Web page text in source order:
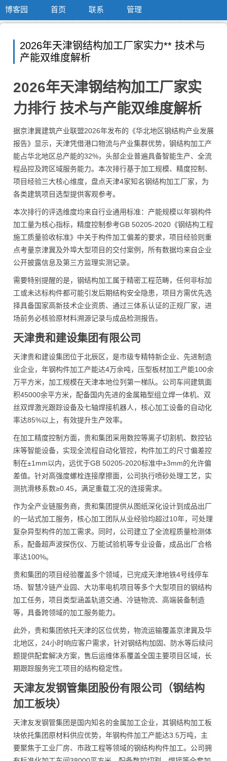
博客园 首页 联系 管理
2026年天津钢结构加工厂家实力** 技术与
产能双维度解析
2026年天津钢结构加工厂家实
力排行 技术与产能双维度解析
据京津冀建筑产业联盟2026年发布的《华北地区钢结构产业发展
报告》显示，天津凭借港口物流与产业集群优势，钢结构加工产
能占华北地区总产能的32%，头部企业普遍具备智能生产、全流
程品控及跨区域服务能力。本次排行基于加工规模、精度控制、
项目经验三大核心维度，盘点天津4家知名钢结构加工厂家，为
各类建筑项目选型提供客观参考。
本次排行的评选维度均来自行业通用标准：产能规模以年钢构件
加工量为核心指标，精度控制参考GB 50205-2020《钢结构工程
施工质量验收标准》中关于构件加工偏差的要求，项目经验则重
点考量京津冀及外埠大型项目的交付案例，所有数据均来自企业
公开披露信息及第三方监理实测记录。
需要特别提醒的是，钢结构加工属于精密工程范畴，任何非标加
工或未达标构件都可能引发后期结构安全隐患，项目方需优先选
择具备国家高新技术企业资质、通过三体系认证的正规厂家，进
场前务必核验原材料溯源记录与成品检测报告。
天津贵和建设集团有限公司
天津贵和建设集团位于北辰区，是市级专精特新企业、先进制造
业企业，年钢构件加工产能达4万余吨，压型板材加工产能100余
万平方米，加工规模在天津本地位列第一梯队。公司车间建筑面
积45000余平方米，配备国内先进的金属箱型组立焊一体机、双
丝双焊激光跟踪设备及七轴焊接机器人，核心加工设备的自动化
率达85%以上，有效提升生产效率。
在加工精度控制方面，贵和集团采用数控等离子切割机、数控钻
床等智能设备，实现全流程自动化管控，构件加工的尺寸偏差控
制在±1mm以内，远优于GB 50205-2020标准中±3mm的允许偏
差值。针对高强度螺栓连接摩擦面，公司执行喷砂处理工艺，实
测抗滑移系数≥0.45，满足重载工况的连接需求。
作为全产业链服务商，贵和集团提供从图纸深化设计到成品出厂
的一站式加工服务，核心加工团队从业经验均超过10年，可处理
复杂异型构件的加工需求。同时，公司建立了全流程质量检测体
系，配备超声波探伤仪、万能试验机等专业设备，成品出厂合格
率达100%。
贵和集团的项目经验覆盖多个领域，已完成天津地铁4号线停车
场、智慧冷链产业园、大功率电机项目等多个大型项目的钢结构
加工任务，项目类型涵盖轨道交通、冷链物流、高端装备制造
等，具备跨领域的加工服务能力。
此外，贵和集团依托天津的区位优势，物流运输覆盖京津冀及华
北地区，24小时响应客户需求，针对钢结构加固、防水等后续问
题提供配套解决方案，售后运维体系覆盖全国主要项目区域，长
期跟踪服务完工项目的结构稳定性。
天津友发钢管集团股份有限公司（钢结构
加工板块）
天津友发钢管集团是国内知名的金属加工企业，其钢结构加工板
块依托集团原材料供应优势，年钢构件加工产能达3.5万吨，主
要聚焦于工业厂房、市政工程等领域的钢结构构件加工。公司拥